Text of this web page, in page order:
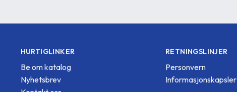
HURTIGLINKER
Be om katalog
Nyhetsbrev
RETNINGSLINJER
Personvern
Informasjonskapsler